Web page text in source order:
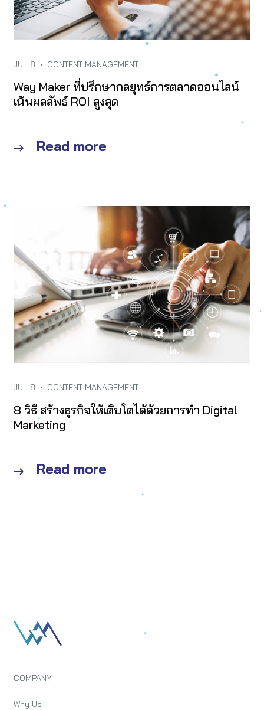
JUL 8 • CONTENT MANAGEMENT
Way Maker ที่ปรึกษากลยุทธ์การตลาดออนไลน์
เน้นผลลัพธ์ ROI สูงสุด
Read more
JUL 8 • CONTENT MANAGEMENT
8 วิธี สร้างธุรกิจให้เติบโตได้ด้วยการทำ Digital
Marketing
Read more
COMPANY
Why Us